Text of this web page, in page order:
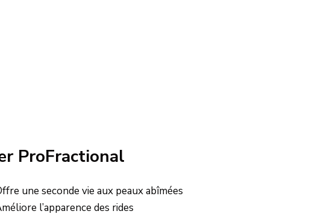
ProFractional
une seconde vie aux peaux abîmées
l’apparence des rides